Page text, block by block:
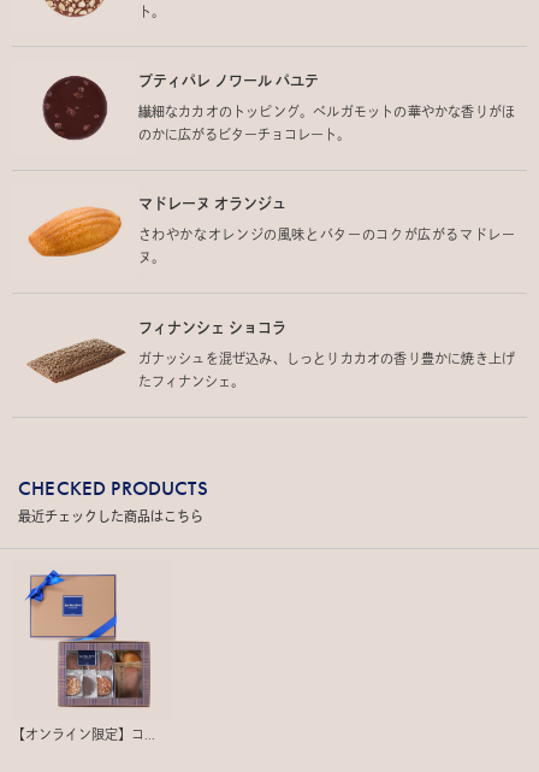
ト。
プティパレ ノワール パユテ
繊細なカカオのトッピング。ベルガモットの華やかな香りがほ
のかに広がるビターチョコレート。
マドレーヌ オランジュ
さわやかなオレンジの風味とバターのコクが広がるマドレー
ヌ。
フィナンシェ ショコラ
ガナッシュを混ぜ込み、しっとりカカオの香り豊かに焼き上げ
たフィナンシェ。
CHECKED PRODUCTS
最近チェックした商品はこちら
【オンライン限定】コ...